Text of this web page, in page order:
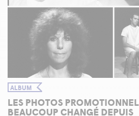
ALBUM
LES PHOTOS
BEAUCOUP CHANGÉ DEPUIS